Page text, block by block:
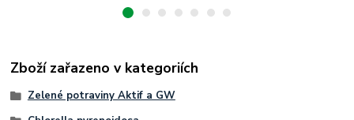
Zboží zařazeno v kategoriích
Zelené potraviny Aktif a GW